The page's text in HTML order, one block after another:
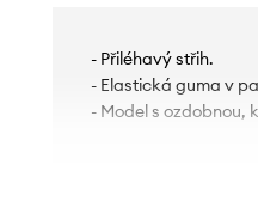
- Přiléhavý střih.
- Elastická guma v
- Model s ozdobnou,